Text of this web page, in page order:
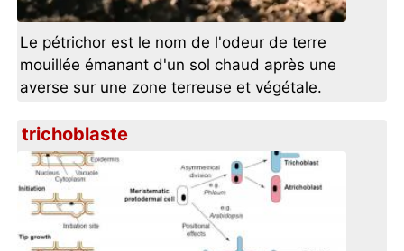
Le pétrichor est le nom de l'odeur de terre
mouillée émanant d'un sol chaud après une
averse sur une zone terreuse et végétale.
trichoblaste